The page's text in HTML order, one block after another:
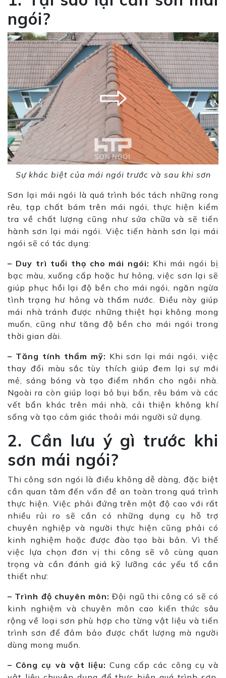
ngói?
Sự khác biệt của mái ngói trước và sau khi sơn
Sơn lại mái ngói là quá trình bóc tách những rong
rêu, tạp chất bám trên mái ngói, thực hiện kiểm
tra về chất lượng cũng như sửa chữa và sẽ tiến
hành sơn lại mái ngói. Việc tiến hành sơn lại mái
ngói sẽ có tác dụng:
– Duy trì tuổi thọ cho mái ngói: Khi mái ngói bị
bạc màu, xuống cấp hoặc hư hỏng, việc sơn lại sẽ
giúp phục hồi lại độ bền cho mái ngói, ngăn ngừa
tình trạng hư hỏng và thấm nước. Điều này giúp
mái nhà tránh được những thiệt hại không mong
muốn, cũng như tăng độ bền cho mái ngói trong
thời gian dài.
– Tăng tính thẩm mỹ: Khi sơn lại mái ngói, việc
thay đổi màu sắc tùy thích giúp đem lại sự mới
mẻ, sáng bóng và tạo điểm nhấn cho ngôi nhà.
Ngoài ra còn giúp loại bỏ bụi bẩn, rêu bám và các
vết bẩn khác trên mái nhà, cải thiện không khí
sống và tạo cảm giác thoải mái người sử dụng.
2. Cần lưu ý gì trước khi
sơn mái ngói?
Thi công sơn ngói là điều không dễ dàng, đặc biệt
cần quan tâm đến vấn đề an toàn trong quá trình
thực hiện. Việc phải đứng trên một độ cao với rất
nhiều rủi ro sẽ cần có những dụng cụ hỗ trợ
chuyên nghiệp và người thực hiện cũng phải có
kinh nghiệm hoặc được đào tạo bài bản. Vì thế
việc lựa chọn đơn vị thi công sẽ vô cùng quan
trọng và cần đánh giá kỹ lưỡng các yếu tố cần
thiết như:
– Trình độ chuyên môn: Đội ngũ thi công có sẽ có
kinh nghiệm và chuyên môn cao kiến thức sâu
rộng về loại sơn phù hợp cho từng vật liệu và tiến
trình sơn để đảm bảo được chất lượng mà người
dùng mong muốn.
– Công cụ và vật liệu: Cung cấp các công cụ và